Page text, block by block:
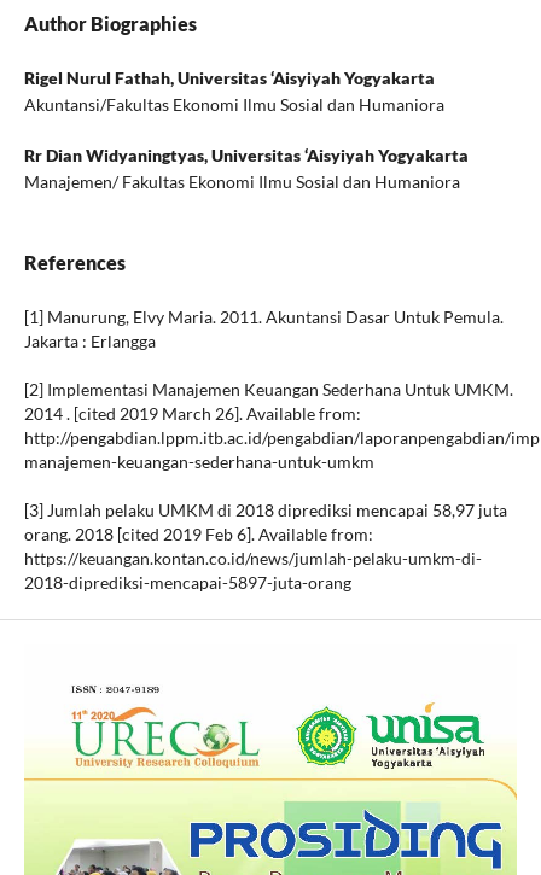
Author Biographies
Rigel Nurul Fathah,Universitas ‘Aisyiyah Yogyakarta
Akuntansi/Fakultas Ekonomi Ilmu Sosial dan Humaniora
Rr Dian Widyaningtyas,Universitas ‘Aisyiyah Yogyakarta
Manajemen/ Fakultas Ekonomi Ilmu Sosial dan Humaniora
References
[1] Manurung, Elvy Maria. 2011. Akuntansi Dasar Untuk Pemula.
Jakarta : Erlangga
[2] Implementasi Manajemen Keuangan Sederhana Untuk UMKM.
2014 . [cited 2019 March 26]. Available from:
http://pengabdian.lppm.itb.ac.id/pengabdian/laporanpengabdian/
manajemen-keuangan-sederhana-untuk-umkm
[3] Jumlah pelaku UMKM di 2018 diprediksi mencapai 58,97 juta
orang. 2018 [cited 2019 Feb 6]. Available from:
https://keuangan.kontan.co.id/news/jumlah-pelaku-umkm-di-
2018-diprediksi-mencapai-5897-juta-orang